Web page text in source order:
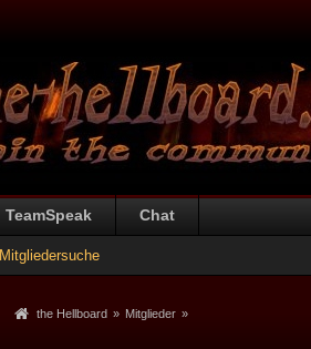
TeamSpeak Chat
Mitgliedersuche
the Hellboard » Mitglieder »